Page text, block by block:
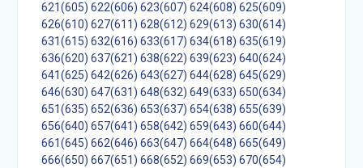
621(605) 622(606) 623(607) 624(608) 625(609)
626(610) 627(611) 628(612) 629(613) 630(614)
631(615) 632(616) 633(617) 634(618) 635(619)
636(620) 637(621) 638(622) 639(623) 640(624)
641(625) 642(626) 643(627) 644(628) 645(629)
646(630) 647(631) 648(632) 649(633) 650(634)
651(635) 652(636) 653(637) 654(638) 655(639)
656(640) 657(641) 658(642) 659(643) 660(644)
661(645) 662(646) 663(647) 664(648) 665(649)
666(650) 667(651) 668(652) 669(653) 670(654)